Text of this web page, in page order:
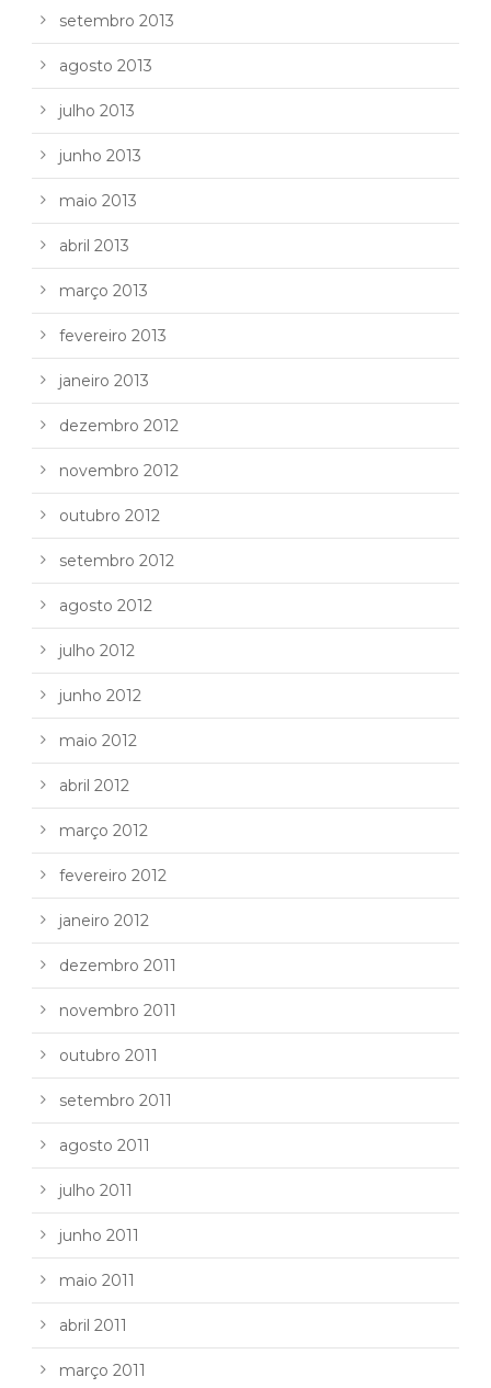
setembro 2013
agosto 2013
julho 2013
junho 2013
maio 2013
abril 2013
março 2013
fevereiro 2013
janeiro 2013
dezembro 2012
novembro 2012
outubro 2012
setembro 2012
agosto 2012
julho 2012
junho 2012
maio 2012
abril 2012
março 2012
fevereiro 2012
janeiro 2012
dezembro 2011
novembro 2011
outubro 2011
setembro 2011
agosto 2011
julho 2011
junho 2011
maio 2011
abril 2011
março 2011